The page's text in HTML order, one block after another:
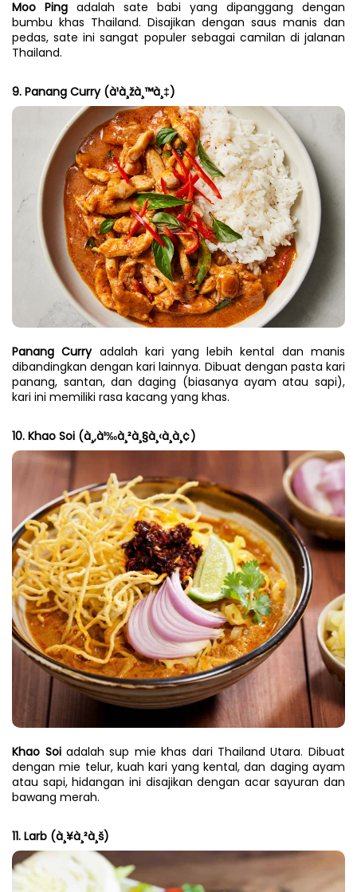
Moo Ping adalah sate babi yang dipanggang dengan
bumbu khas Thailand. Disajikan dengan saus manis dan
pedas, sate ini sangat populer sebagai camilan di jalanan
Thailand.
9. Panang Curry (à¹à¸žà¸™à¸‡)
Panang Curry adalah kari yang lebih kental dan manis
dibandingkan dengan kari lainnya. Dibuat dengan pasta kari
panang, santan, dan daging (biasanya ayam atau sapi),
kari ini memiliki rasa kacang yang khas.
10. Khao Soi (à¸‚à¹‰à¸²à¸§à¸‹à¸­à¸¢)
Khao Soi adalah sup mie khas dari Thailand Utara. Dibuat
dengan mie telur, kuah kari yang kental, dan daging ayam
atau sapi, hidangan ini disajikan dengan acar sayuran dan
bawang merah.
11. Larb (à¸¥à¸²à¸š)